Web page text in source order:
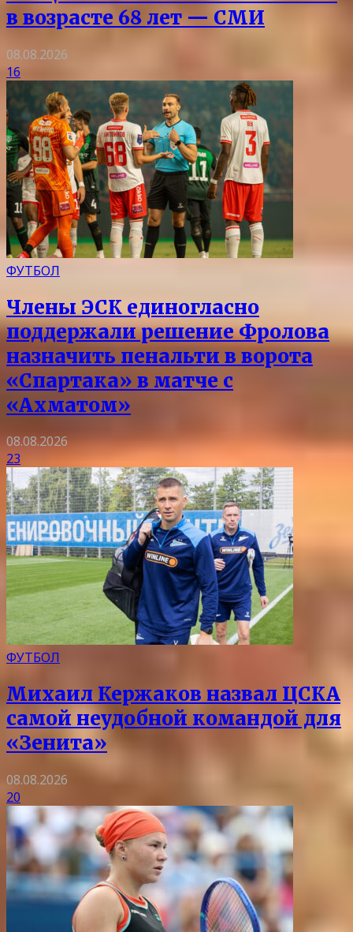
в возрасте 68 лет — СМИ
08.08.2026
16
ФУТБОЛ
Члены ЭСК единогласно
поддержали решение Фролова
назначить пенальти в ворота
«Спартака» в матче с
«Ахматом»
08.08.2026
23
ФУТБОЛ
Михаил Кержаков назвал ЦСКА
самой неудобной командой для
«Зенита»
08.08.2026
20